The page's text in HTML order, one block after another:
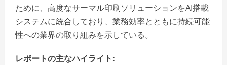
ために、高度なサーマル印刷ソリューションをAI搭載
システムに統合しており、業務効率とともに持続可能
性への業界の取り組みを示している。
レポートの主なハイライト: